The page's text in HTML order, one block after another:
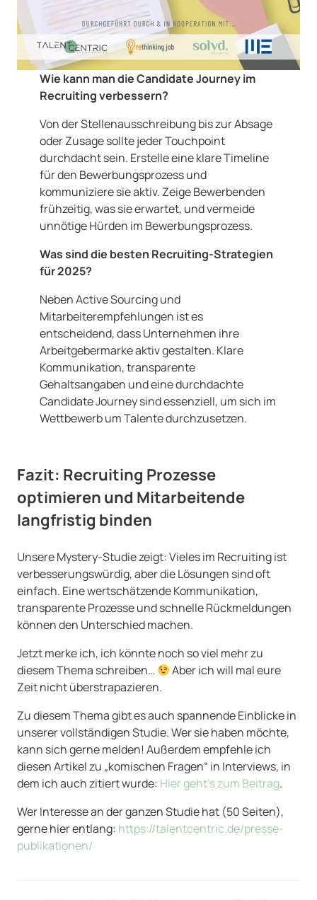
Wie kann man die Candidate Journey im
Recruiting verbessern?
Von der Stellenausschreibung bis zur Absage
oder Zusage sollte jeder Touchpoint
durchdacht sein. Erstelle eine klare Timeline
für den Bewerbungsprozess und
kommuniziere sie aktiv. Zeige Bewerbenden
frühzeitig, was sie erwartet, und vermeide
unnötige Hürden im Bewerbungsprozess.
Was sind die besten Recruiting-Strategien
für 2025?
Neben Active Sourcing und
Mitarbeiterempfehlungen ist es
entscheidend, dass Unternehmen ihre
Arbeitgebermarke aktiv gestalten. Klare
Kommunikation, transparente
Gehaltsangaben und eine durchdachte
Candidate Journey sind essenziell, um sich im
Wettbewerb um Talente durchzusetzen.
Fazit: Recruiting Prozesse
optimieren und Mitarbeitende
langfristig binden
Unsere Mystery-Studie zeigt: Vieles im Recruiting ist
verbesserungswürdig, aber die Lösungen sind oft
einfach. Eine wertschätzende Kommunikation,
transparente Prozesse und schnelle Rückmeldungen
können den Unterschied machen.
Jetzt merke ich, ich könnte noch so viel mehr zu
diesem Thema schreiben…
Aber ich will mal eure
Zeit nicht überstrapazieren.
Zu diesem Thema gibt es auch spannende Einblicke in
unserer vollständigen Studie. Wer sie haben möchte,
kann sich gerne melden! Außerdem empfehle ich
diesen Artikel zu „komischen Fragen“ in Interviews, in
dem ich auch zitiert wurde: Hier geht’s zum Beitrag.
Wer Interesse an der ganzen Studie hat (50 Seiten),
gerne hier entlang: https://talentcentric.de/presse-
publikationen/